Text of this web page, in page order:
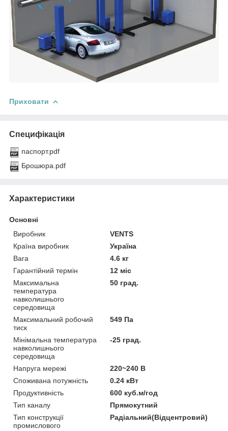
Приховати
Специфікація
паспорт.pdf
Брошюра.pdf
Характеристики
Основні
Виробник
VENTS
Країна виробник
Україна
Вага
4.6 кг
Гарантійний термін
12 міс
Максимальна
температура
навколишнього
середовища
50 град.
Максимальний робочий
тиск
549 Па
Мінімальна температура
навколишнього
середовища
-25 град.
Напруга мережі
220~240 В
Споживана потужність
0.24 кВт
Продуктивність
600 куб.м/год
Тип каналу
Прямокутний
Тип конструкції
промислового
Радіальний(Відцентровий)